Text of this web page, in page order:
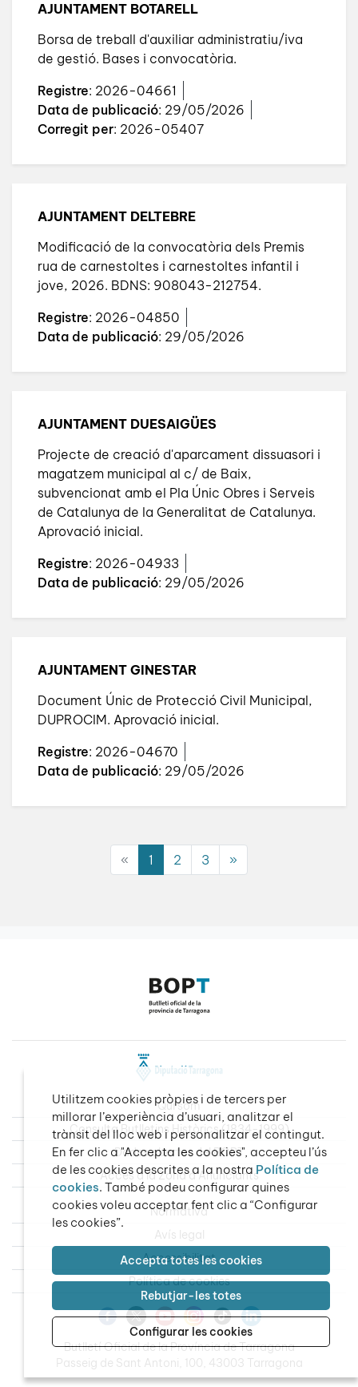
AJUNTAMENT BOTARELL
Borsa de treball d'auxiliar administratiu/iva
de gestió. Bases i convocatòria.
Registre: 2026-04661
Data de publicació: 29/05/2026
Corregit per: 2026-05407
AJUNTAMENT DELTEBRE
Modificació de la convocatòria dels Premis
rua de carnestoltes i carnestoltes infantil i
jove, 2026. BDNS: 908043-212754.
Registre: 2026-04850
Data de publicació: 29/05/2026
AJUNTAMENT DUESAIGÜES
Projecte de creació d'aparcament dissuasori i
magatzem municipal al c/ de Baix,
subvencionat amb el Pla Únic Obres i Serveis
de Catalunya de la Generalitat de Catalunya.
Aprovació inicial.
Registre: 2026-04933
Data de publicació: 29/05/2026
AJUNTAMENT GINESTAR
Document Únic de Protecció Civil Municipal,
DUPROCIM. Aprovació inicial.
Registre: 2026-04670
Data de publicació: 29/05/2026
« 1 (current)
2 3 »
Qui som
Consulta Butlletins Històrics (1834-1999)
Dades obertes del BOPT
Accés a la Zona d’Anunciants
Normativa
Avís legal
Accessibilitat
Política de cookies
Butlletí Oficial de la Província de Tarragona
Passeig de Sant Antoni, 100, 43003 Tarragona
Utilitzem cookies pròpies i de tercers per
millorar l’experiència d’usuari, analitzar el
trànsit del lloc web i personalitzar el contingut.
En fer clic a "Accepta les cookies", accepteu l’ús
de les cookies descrites a la nostra Política de
cookies. També podeu configurar quines
cookies voleu acceptar fent clic a “Configurar
les cookies”.
Accepta totes les cookies
Rebutjar-les totes
Configurar les cookies